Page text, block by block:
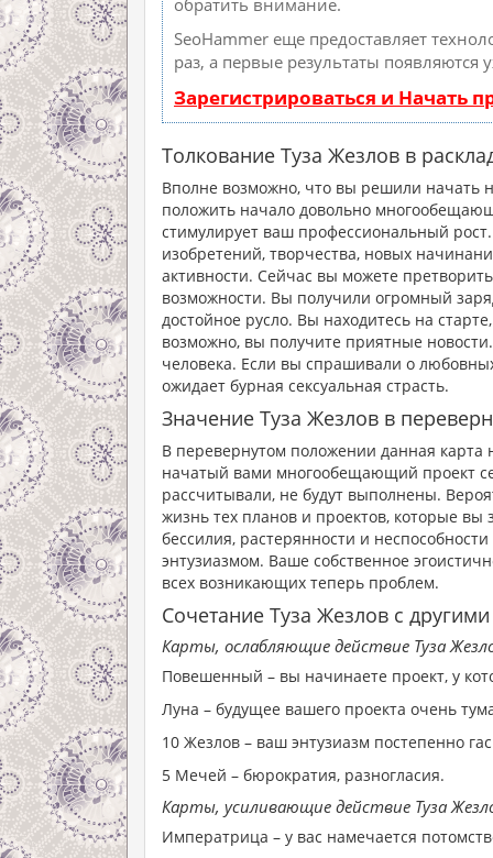
обратить внимание.
SeoHammer еще предоставляет
раз, а первые результаты
Зарегистрироваться и Начать
Толкование Туза Жезлов в
Вполне возможно, что вы решили начать
положить начало довольно
стимулирует ваш профессиональный
изобретений, творчества, новых
активности. Сейчас вы можете
возможности. Вы получили огромный
достойное русло. Вы находитесь на
возможно, вы получите приятные
человека. Если вы спрашивали о
ожидает бурная сексуальная страсть.
Значение Туза Жезлов в
В перевернутом положении данная карта
начатый вами многообещающий проект
рассчитывали, не будут выполнены.
жизнь тех планов и проектов, которые
бессилия, растерянности и
энтузиазмом. Ваше собственное
всех возникающих теперь проблем.
Сочетание Туза Жезлов с
Карты, ослабляющие действие Туза
Повешенный – вы начинаете проект, у
Луна – будущее вашего проекта очень
10 Жезлов – ваш энтузиазм постепенно
5 Мечей – бюрократия, разногласия.
Карты, усиливающие действие Туза
Императрица – у вас намечается